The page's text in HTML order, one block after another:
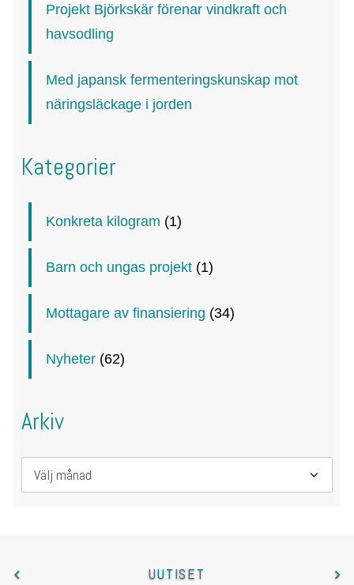
Projekt Björkskär förenar vindkraft och
havsodling
Med japansk fermenteringskunskap mot
näringsläckage i jorden
Kategorier
Konkreta kilogram (1)
Barn och ungas projekt (1)
Mottagare av finansiering (34)
Nyheter (62)
Arkiv
Arkiv
UUTISET